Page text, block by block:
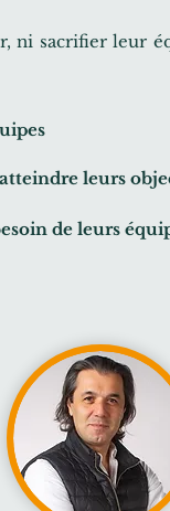
ni sacrifier leur
leurs
de leurs